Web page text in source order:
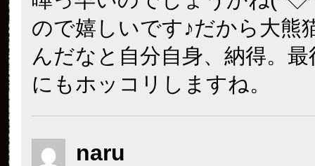
ので嬉しいです♪だから大熊
んだなと自分自身、納得。
にもホッコリしますね。
naru